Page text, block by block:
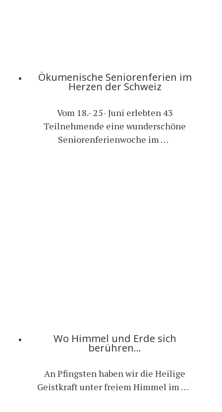
Ökumenische Seniorenferien im
Herzen der Schweiz
Vom 18.- 25- Juni erlebten 43
Teilnehmende eine wunderschöne
Seniorenferienwoche im …
Wo Himmel und Erde sich
berühren…
An Pfingsten haben wir die Heilige
Geistkraft unter freiem Himmel im …